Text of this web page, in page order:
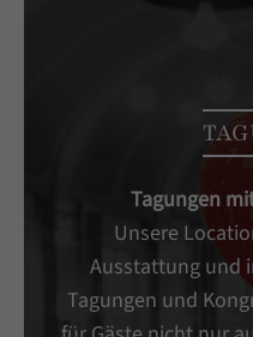
Tagungen
Unsere
Ausstattung und
Tagungen und